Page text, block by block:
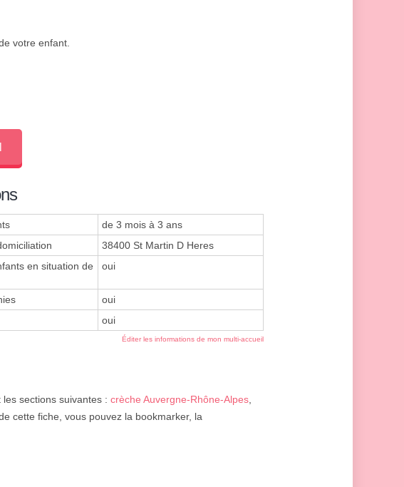
votre enfant.
de 3 mois à 3 ans
38400 St Martin D Heres
en situation de
oui
oui
oui
Éditer les informations de mon multi-accueil
sections suivantes : crèche Auvergne-Rhône-Alpes,
cette fiche, vous pouvez la bookmarker, la